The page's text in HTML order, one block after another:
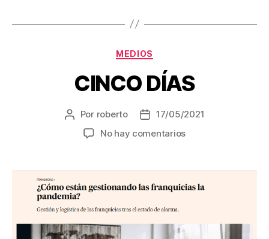
MEDIOS
CINCO DÍAS
Por roberto
17/05/2021
No hay comentarios